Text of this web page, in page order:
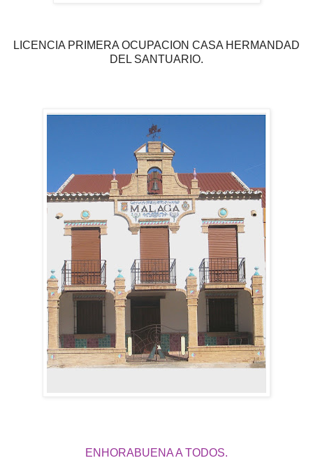
LICENCIA PRIMERA OCUPACION CASA HERMANDAD
DEL SANTUARIO.
ENHORABUENA A TODOS.